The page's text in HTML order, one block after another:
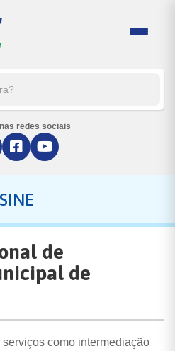
redes sociais
SINE
de
de
como intermediação